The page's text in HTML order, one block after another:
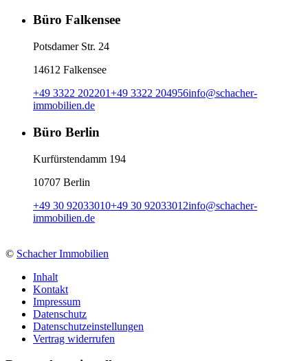
Büro Falkensee
Potsdamer Str. 24
14612 Falkensee
+49 3322 202201+49 3322 204956info@schacher-
immobilien.de
Büro Berlin
Kurfürstendamm 194
10707 Berlin
+49 30 92033010+49 30 92033012info@schacher-
immobilien.de
© Schacher Immobilien
Inhalt
Kontakt
Impressum
Datenschutz
Datenschutzeinstellungen
Vertrag widerrufen